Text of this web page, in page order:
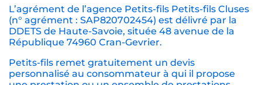
L’agrément de l’agence Petits-fils Petits-fils Cluses
(n° agrément : SAP820702454) est délivré par la
DDETS de Haute-Savoie, située 48 avenue de la
République 74960 Cran-Gevrier.
Petits-fils remet gratuitement un devis
personnalisé au consommateur à qui il propose